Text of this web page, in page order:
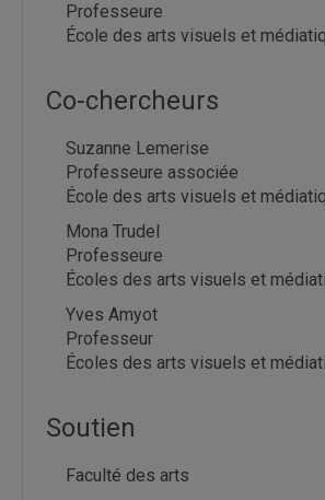
Professeure
École des arts visuels et
Co-chercheurs
Suzanne Lemerise
Professeure associée
École des arts visuels et
Mona Trudel
Professeure
Écoles des arts visuels et
Yves Amyot
Professeur
Écoles des arts visuels et
Soutien
Faculté des arts